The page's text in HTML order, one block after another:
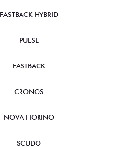
FASTBACK HYBRID
PULSE
FASTBACK
CRONOS
NOVA FIORINO
SCUDO